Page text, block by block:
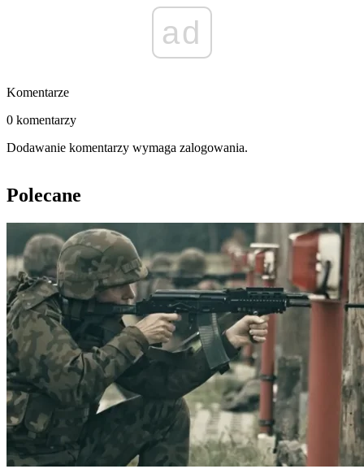
ad
Komentarze
0 komentarzy
Dodawanie komentarzy wymaga zalogowania.
Polecane